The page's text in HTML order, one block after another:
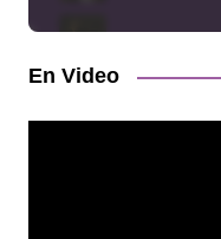
En Video